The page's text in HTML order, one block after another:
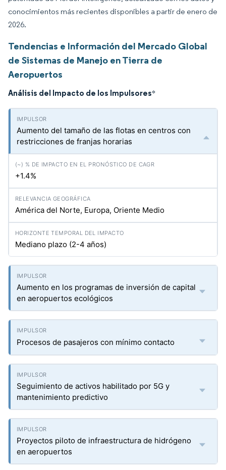
conocimientos más recientes disponibles a partir de enero de
2026.
Tendencias e Información del Mercado Global
de Sistemas de Manejo en Tierra de
Aeropuertos
Análisis del Impacto de los Impulsores*
Aumento del tamaño de las flotas en centros con
restricciones de franjas horarias
+1.4%
América del Norte, Europa, Oriente Medio
Mediano plazo (2-4 años)
Aumento en los programas de inversión de capital
en aeropuertos ecológicos
Procesos de pasajeros con mínimo contacto
Seguimiento de activos habilitado por 5G y
mantenimiento predictivo
Proyectos piloto de infraestructura de hidrógeno
en aeropuertos